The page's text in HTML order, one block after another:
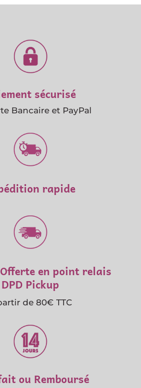
sécurisé
Bancaire et PayPal
rapide
en point relais
DPD Pickup
de 80€ TTC
ou Remboursé